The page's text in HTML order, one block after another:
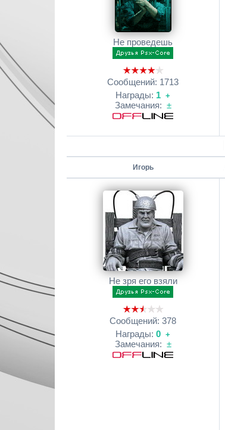
Не проведешь
Сообщений: 1713
Награды: 1 +
Замечания: ±
Игорь
Не зря его взяли
Сообщений: 378
Награды: 0 +
Замечания: ±